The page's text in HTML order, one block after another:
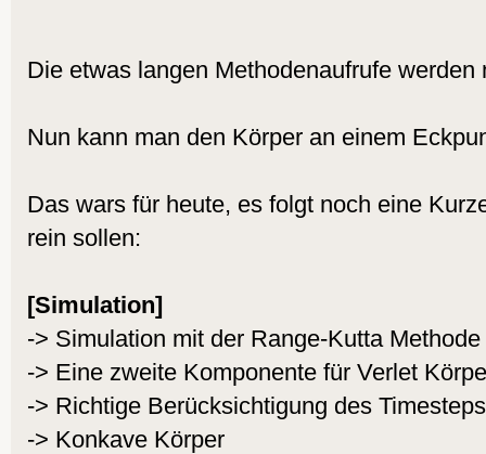
TBox.
Create ( 50 ) ) )
Graphcsi(800, ,
While Not ( KeyDown
AppTerminate
If MouseDown(1)
Local
ICreateVector(MouseX
MouseY () - vex.pos.y)
Die etwas langen Methodenaufrufe werden
Nun kann man den Körper an einem
Das wars für heute, es folgt noch eine
rein sollen:
[Simulation]
-> Simulation mit der Range-Kutta Methode
-> Eine zweite Komponente für Verlet
-> Richtige Berücksichtigung des Timesteps
-> Konkave Körper